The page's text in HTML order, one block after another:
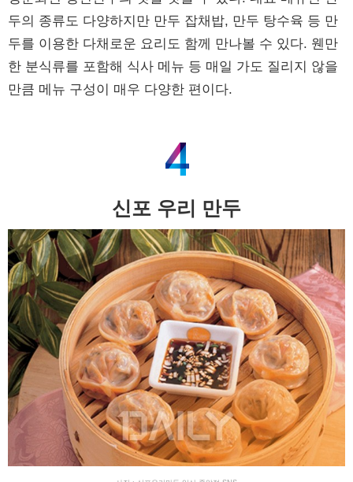
두의 종류도 다양하지만 만두 잡채밥, 만두 탕수육 등 만
두를 이용한 다채로운 요리도 함께 만나볼 수 있다. 웬만
한 분식류를 포함해 식사 메뉴 등 매일 가도 질리지 않을
만큼 메뉴 구성이 매우 다양한 편이다.
신포 우리 만두